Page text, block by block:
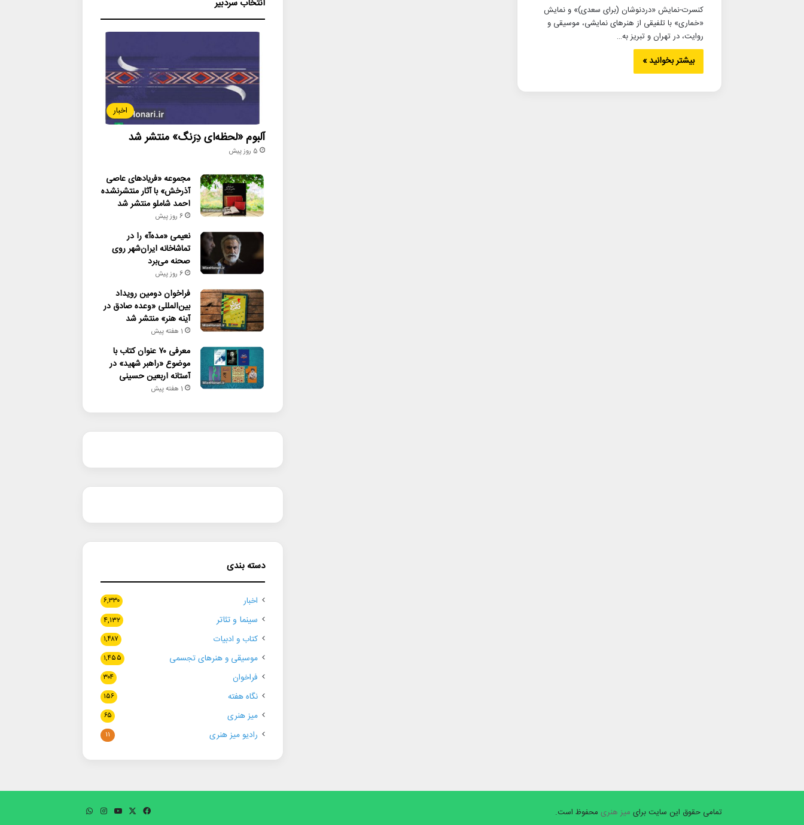
کنسرت-نمایش «دردنوشان (برای سعدی)» و نمایش
«خماری» با تلفیقی از هنرهای نمایشی، موسیقی و
روایت، در تهران و تبریز به…
بیشتر بخوانید »
انتخاب سردبیر
اخبار
آلبوم «لحظه‌ای دِرَنگ» منتشر شد
5 روز پیش
مجموعه «فریادهای عاصی
آذرخش» با آثار منتشرنشده
احمد شاملو منتشر شد
6 روز پیش
نعیمی «مده‌آ» را در
تماشاخانه ایران‌شهر روی
صحنه می‌برد
6 روز پیش
فراخوان دومین رویداد
بین‌المللی «وعده صادق در
آینه هنر» منتشر شد
1 هفته پیش
معرفی ۷۰ عنوان کتاب با
موضوع «راهبر شهید» در
آستانه اربعین حسینی
1 هفته پیش
دسته بندی
اخبار ۶,۳۳۰
سینما و تئاتر ۴,۱۳۲
کتاب و ادبیات ۱,۴۸۷
موسیقی و هنرهای تجسمی ۱,۴۵۵
فراخوان ۳۰۴
نگاه هفته ۱۵۶
میز هنری ۶۵
رادیو میز هنری ۱۱
تمامی حقوق این سایت برای میز هنری محفوظ است.
فیسبوکایکس یوتیوباینستاگرام